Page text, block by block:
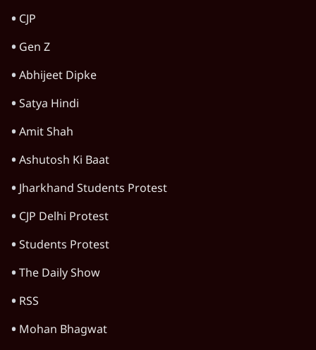
CJP
Gen Z
Abhijeet Dipke
Satya Hindi
Amit Shah
Ashutosh Ki Baat
Jharkhand Students Protest
CJP Delhi Protest
Students Protest
The Daily Show
RSS
Mohan Bhagwat